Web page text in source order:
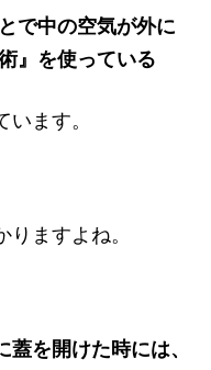
で中の空気が外に
』を使っている
ます。
ますよね。
を開けた時には、